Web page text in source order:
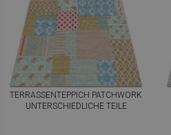
TERRASSENTEPPICH PATCHWORK
UNTERSCHIEDLICHE TEILE